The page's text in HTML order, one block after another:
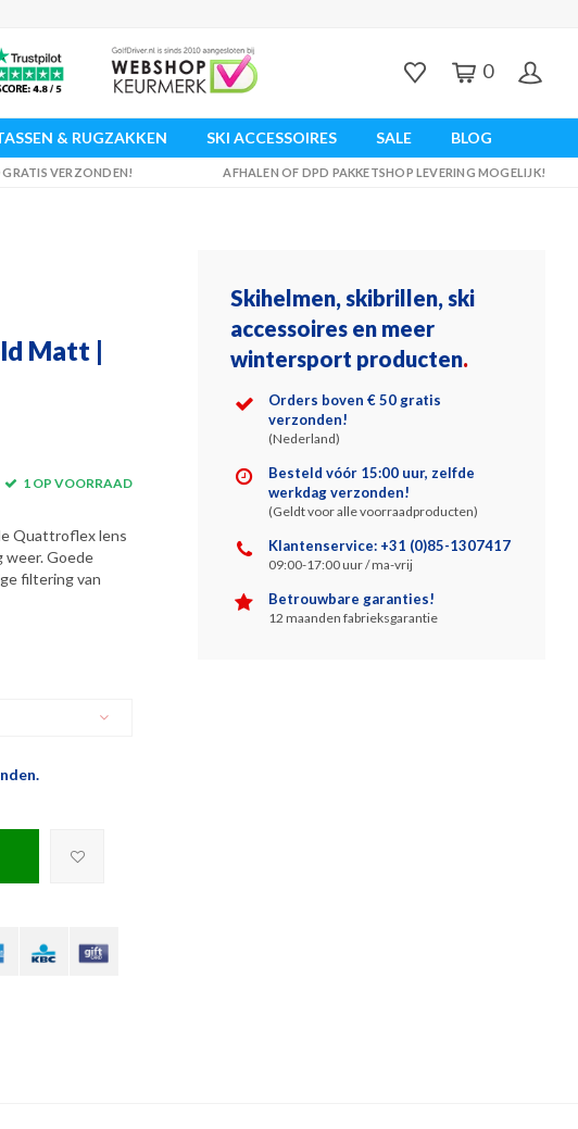
0
& RUGZAKKEN SKI ACCESSOIRES SALE BLOG
GRATIS VERZONDEN! AFHALEN OF DPD PAKKETSHOP LEVERING MOGELIJK!
Matt |
1 OP VOORRAAD
Quattroflex lens
Goede
filtering van
Skihelmen, skibrillen, ski
accessoires en meer
wintersport producten.
Orders boven € 50 gratis
verzonden!
(Nederland)
Besteld vóór 15:00 uur, zelfde
werkdag verzonden!
(Geldt voor alle voorraadproducten)
Klantenservice: +31 (0)85-1307417
09:00-17:00 uur / ma-vrij
Betrouwbare garanties!
12 maanden fabrieksgarantie